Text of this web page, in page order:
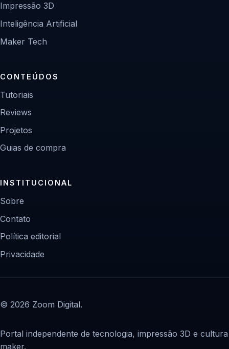
Impressão 3D
Inteligência Artificial
Maker Tech
CONTEÚDOS
Tutoriais
Reviews
Projetos
Guias de compra
INSTITUCIONAL
Sobre
Contato
Política editorial
Privacidade
© 2026 Zoom Digital.
Portal independente de tecnologia, impressão 3D e cultura
maker.